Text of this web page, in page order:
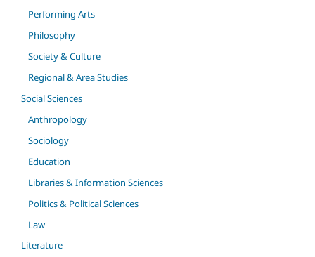
Performing Arts
Philosophy
Society & Culture
Regional & Area Studies
Social Sciences
Anthropology
Sociology
Education
Libraries & Information Sciences
Politics & Political Sciences
Law
Literature